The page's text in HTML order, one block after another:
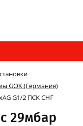
GOK (Германия)
G1/2 ПСК СНГ
29мбар